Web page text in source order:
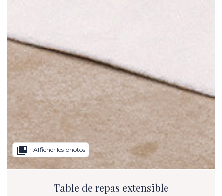
collections_bookmark Afficher les photos
Table de repas extensible